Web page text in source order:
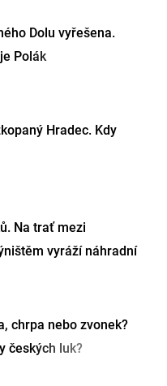
Dolu vyřešena.
Polák
Hradec. Kdy
Na trať mezi
vyráží náhradní
chrpa nebo zvonek?
českých luk?